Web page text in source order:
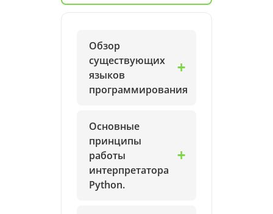
Обзор
существующих
языков
программирования
Основные
принципы
работы
интерпретатора
Python.